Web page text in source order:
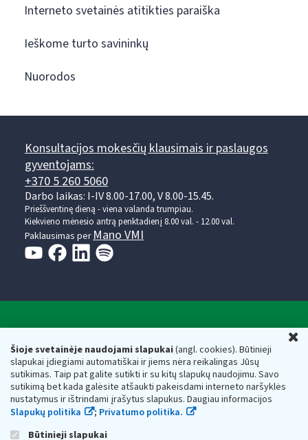
Šioje svetainėje naudojami slapukai(angl. cookies). Būtinieji
slapukai įdiegiami automatiškai ir jiems nėra reikalingas Jūsų
sutikimas. Taip pat galite sutikti ir su kitų slapukų naudojimu. Savo
sutikimą bet kada galėsite atšaukti pakeisdami interneto naršyklės
nustatymus ir ištrindami įrašytus slapukus. Daugiau informacijos
Slapukų politika
; Privatumo politika.
Būtinieji slapukai
Interneto svetainės atitikties paraiška
Ieškome turto savininkų
Nuorodos
Konsultacijos mokesčių klausimais ir paslaugos
gyventojams:
+370 5 260 5060
Darbo laikas: I-IV 8.00-17.00, V 8.00-15.45.
Prieššventinę dieną - viena valanda trumpiau.
Kiekvieno mėnesio antrą penktadienį 8.00 val. - 12.00 val.
Paklausimas per Mano VMI
Respublikos finansų ministerijos
Biudžetinė įstaiga. Juridinio asmens kodas — 188659752,
adresas: Vasario 16-osios g. 14, 01107 Vilnius, Lietuva, el.paštas:
vmi@vmi.lt, E. pristatymo dėžutės adresas 188659752
Duomenys apie Valstybinę mokesčių inspekciją prie Lietuvos
Respublikos finansų ministerijos kaupiami ir saugomi Juridinių